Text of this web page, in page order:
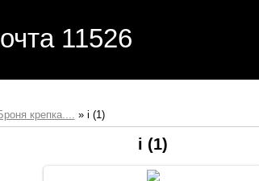
11526
крепка.... » i (1)
i (1)